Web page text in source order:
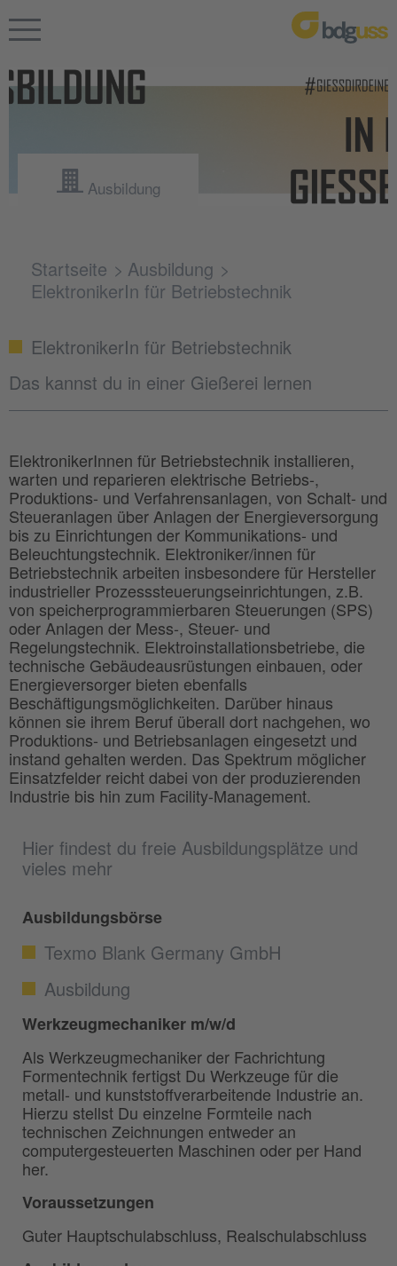
Ausbildung
Startseite
Ausbildung
ElektronikerIn für Betriebstechnik
Hier findest du freie Ausbildungsplätze und
vieles mehr
Ausbildungsbörse
Texmo Blank Germany GmbH
Ausbildung
Werkzeugmechaniker m/w/d
Als Werkzeugmechaniker der Fachrichtung
Formentechnik fertigst Du Werkzeuge für die
metall- und kunststoffverarbeitende Industrie an.
Hierzu stellst Du einzelne Formteile nach
technischen Zeichnungen entweder an
computergesteuerten Maschinen oder per Hand
her.
Voraussetzungen
Guter Hauptschulabschluss, Realschulabschluss
ElektronikerIn für Betriebstechnik
Das kannst du in einer Gießerei lernen
ElektronikerInnen für Betriebstechnik installieren,
warten und reparieren elektrische Betriebs-,
Produktions- und Verfahrensanlagen, von Schalt- und
Steueranlagen über Anlagen der Energieversorgung
bis zu Einrichtungen der Kommunikations- und
Beleuchtungstechnik. Elektroniker/innen für
Betriebstechnik arbeiten insbesondere für Hersteller
industrieller Prozesssteuerungseinrichtungen, z.B.
von speicherprogrammierbaren Steuerungen (SPS)
oder Anlagen der Mess-, Steuer- und
Regelungstechnik. Elektroinstallationsbetriebe, die
technische Gebäudeausrüstungen einbauen, oder
Energieversorger bieten ebenfalls
Beschäftigungsmöglichkeiten. Darüber hinaus
können sie ihrem Beruf überall dort nachgehen, wo
Produktions- und Betriebsanlagen eingesetzt und
instand gehalten werden. Das Spektrum möglicher
Einsatzfelder reicht dabei von der produzierenden
Industrie bis hin zum Facility-Management.